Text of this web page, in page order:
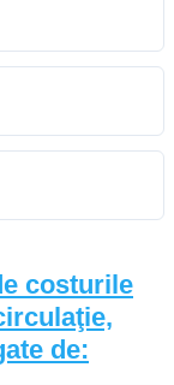
costurile
de: